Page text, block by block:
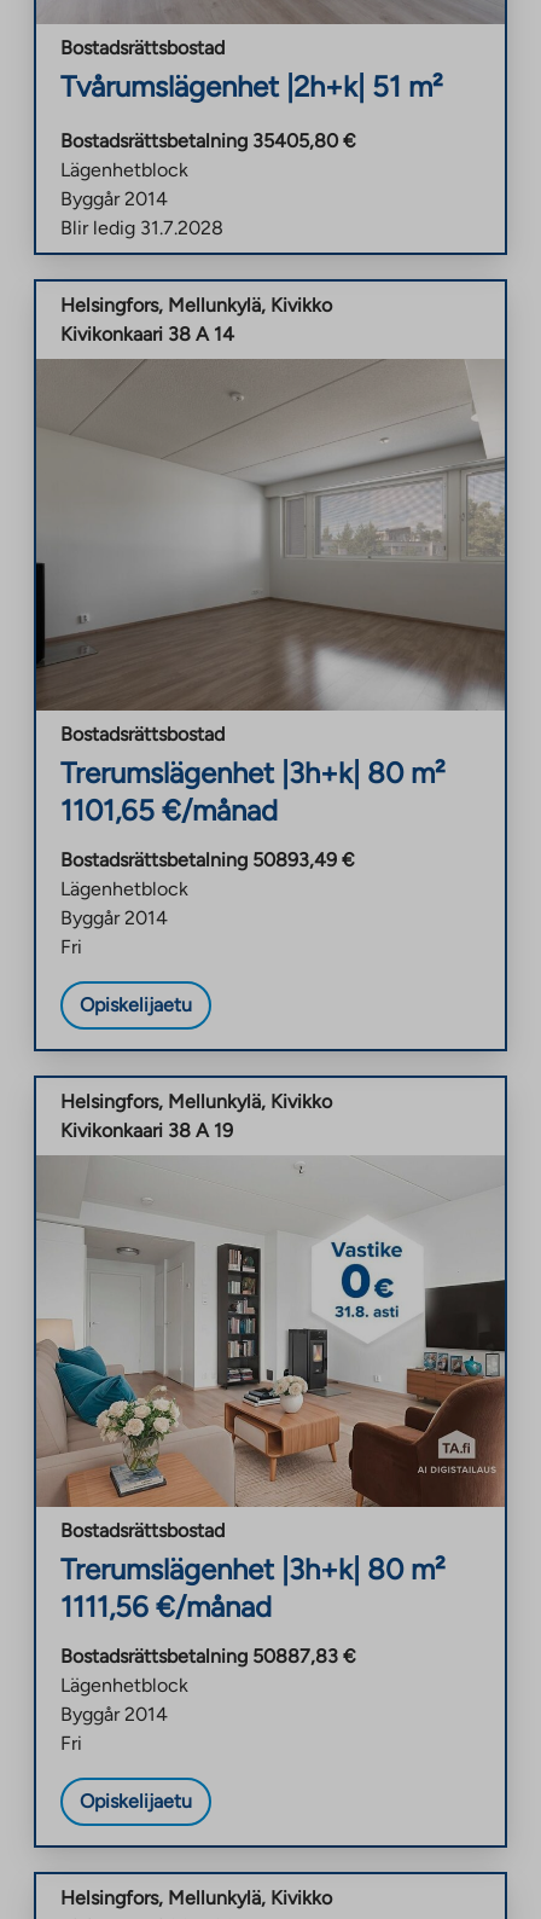
Bostadsrättsbostad
Tvårumslägenhet| 2h+k| 51 m²
Bostadsrättsbetalning 35405,80 €
Lägenhetblock
Byggår 2014
Blir ledig 31.7.2028
Helsingfors, Mellunkylä, Kivikko
Kivikonkaari 38 A 14
Bostadsrättsbostad
Trerumslägenhet| 3h+k| 80 m²
1101,65 €/månad
Bostadsrättsbetalning 50893,49 €
Lägenhetblock
Byggår 2014
Fri
Opiskelijaetu
Helsingfors, Mellunkylä, Kivikko
Kivikonkaari 38 A 19
Bostadsrättsbostad
Trerumslägenhet| 3h+k| 80 m²
1111,56 €/månad
Bostadsrättsbetalning 50887,83 €
Lägenhetblock
Byggår 2014
Fri
Opiskelijaetu
Helsingfors, Mellunkylä, Kivikko